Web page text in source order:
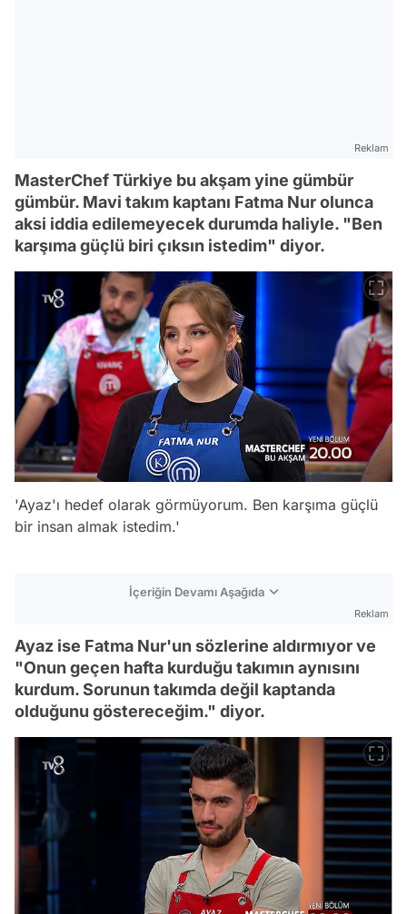
Reklam
MasterChef Türkiye bu akşam yine gümbür
gümbür. Mavi takım kaptanı Fatma Nur olunca
aksi iddia edilemeyecek durumda haliyle. "Ben
karşıma güçlü biri çıksın istedim" diyor.
'Ayaz'ı hedef olarak görmüyorum. Ben karşıma güçlü
bir insan almak istedim.'
İçeriğin Devamı Aşağıda
Reklam
Ayaz ise Fatma Nur'un sözlerine aldırmıyor ve
"Onun geçen hafta kurduğu takımın aynısını
kurdum. Sorunun takımda değil kaptanda
olduğunu göstereceğim." diyor.